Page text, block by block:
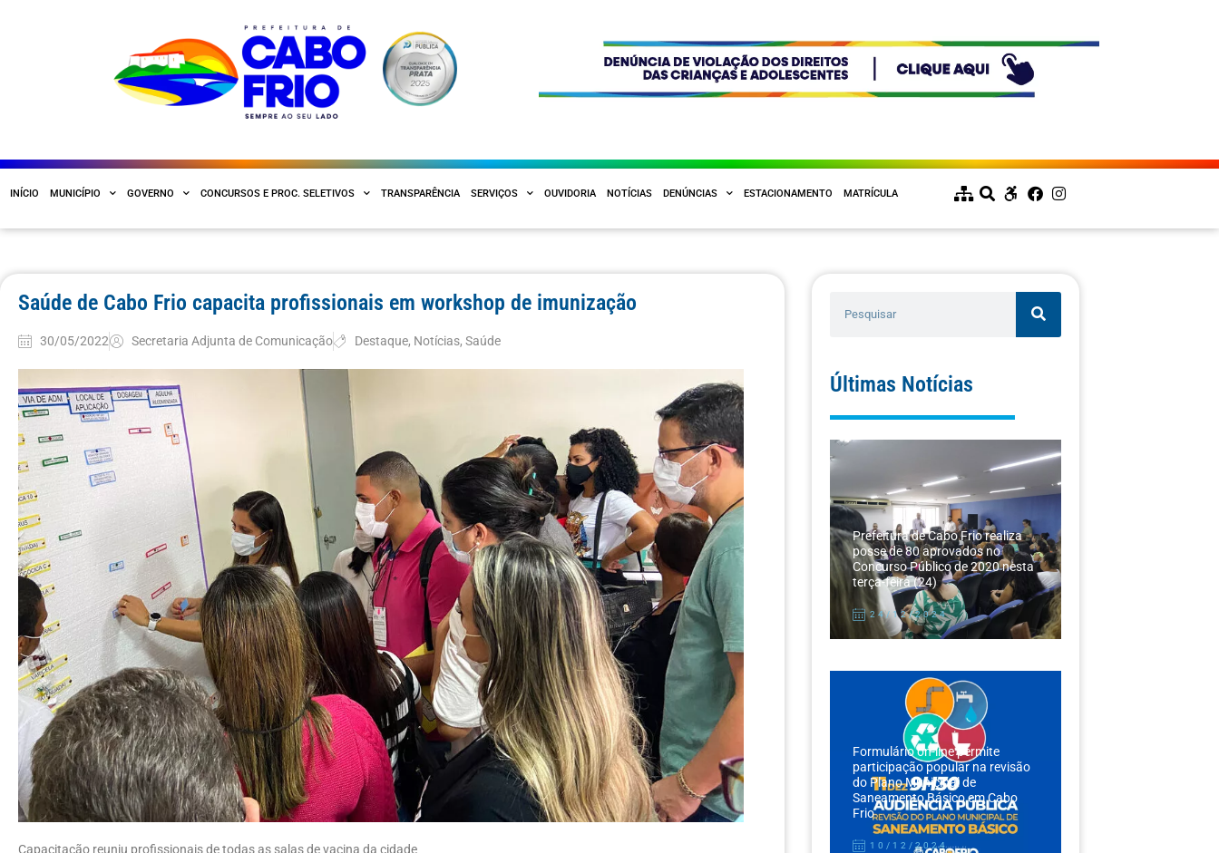
INÍCIO MUNICÍPIO GOVERNO CONCURSOS E PROC. SELETIVOS TRANSPARÊNCIA SERVIÇOS OUVIDORIA NOTÍCIAS DENÚNCIAS ESTACIONAMENTO MATRÍCULA
Saúde de Cabo Frio capacita profissionais em workshop de imunização
30/05/2022 Secretaria Adjunta de Comunicação Destaque, Notícias,Saúde
Capacitação reuniu profissionais de todas as salas de vacina da cidade
Últimas Notícias
Prefeitura de Cabo Frio realiza
posse de 80 aprovados no
Concurso Público de 2020 nesta
terça-feira (24)
24/12/2024
Formulário on-line permite
participação popular na revisão
do Plano Municipal de
Saneamento Básico em Cabo
Frio
10/12/2024